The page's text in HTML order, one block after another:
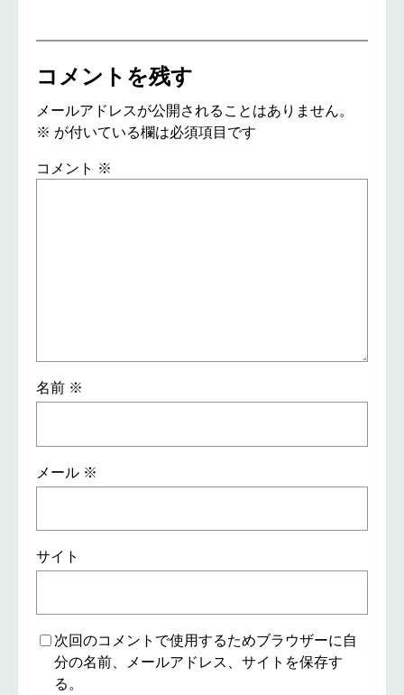
コメントを残す
メールアドレスが公開されることはありません。
※ が付いている欄は必須項目です
コメント ※
名前 ※
メール ※
サイト
次回のコメントで使用するためブラウザーに自
分の名前、メールアドレス、サイトを保存す
る。